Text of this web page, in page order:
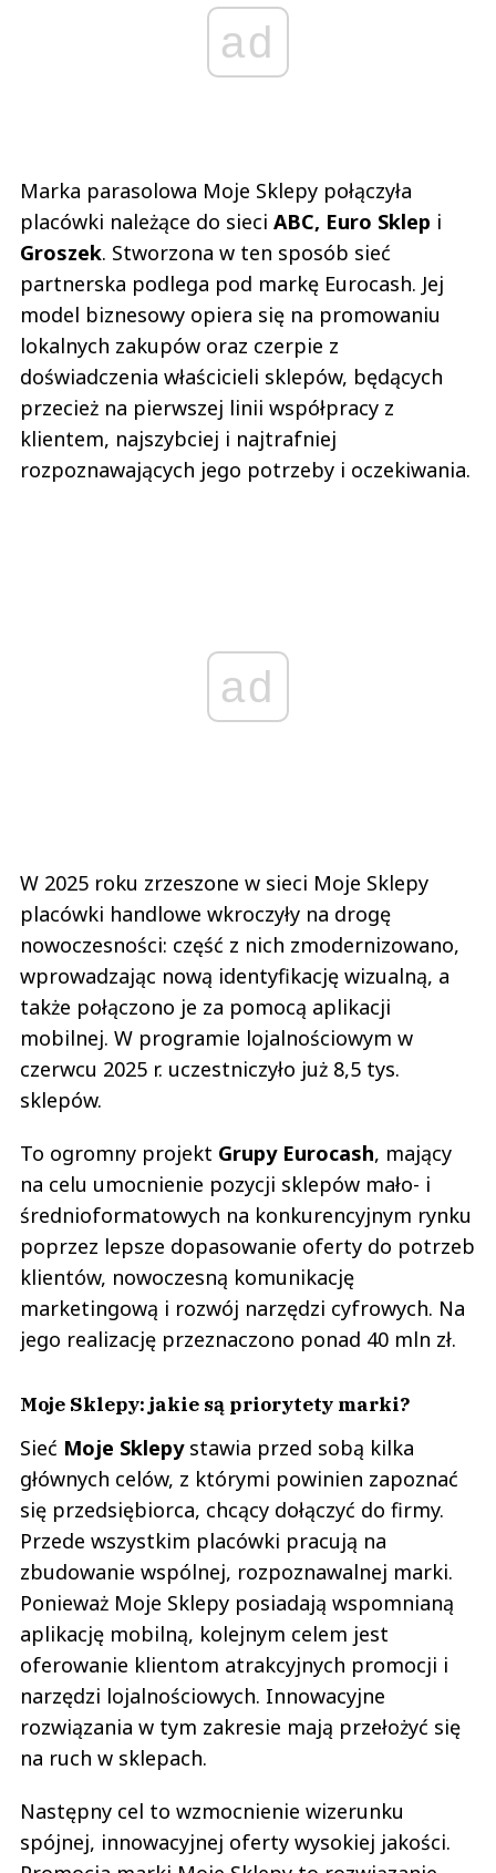
ad
Marka parasolowa Moje Sklepy połączyła
placówki należące do sieci ABC, Euro Sklep i
Groszek. Stworzona w ten sposób sieć
partnerska podlega pod markę Eurocash. Jej
model biznesowy opiera się na promowaniu
lokalnych zakupów oraz czerpie z
doświadczenia właścicieli sklepów, będących
przecież na pierwszej linii współpracy z
klientem, najszybciej i najtrafniej
rozpoznawających jego potrzeby i oczekiwania.
ad
W 2025 roku zrzeszone w sieci Moje Sklepy
placówki handlowe wkroczyły na drogę
nowoczesności: część z nich zmodernizowano,
wprowadzając nową identyfikację wizualną, a
także połączono je za pomocą aplikacji
mobilnej. W programie lojalnościowym w
czerwcu 2025 r. uczestniczyło już 8,5 tys.
sklepów.
To ogromny projekt Grupy Eurocash, mający
na celu umocnienie pozycji sklepów mało- i
średnioformatowych na konkurencyjnym rynku
poprzez lepsze dopasowanie oferty do potrzeb
klientów, nowoczesną komunikację
marketingową i rozwój narzędzi cyfrowych. Na
jego realizację przeznaczono ponad 40 mln zł.
Moje Sklepy: jakie są priorytety marki?
Sieć Moje Sklepy stawia przed sobą kilka
głównych celów, z którymi powinien zapoznać
się przedsiębiorca, chcący dołączyć do firmy.
Przede wszystkim placówki pracują na
zbudowanie wspólnej, rozpoznawalnej marki.
Ponieważ Moje Sklepy posiadają wspomnianą
aplikację mobilną, kolejnym celem jest
oferowanie klientom atrakcyjnych promocji i
narzędzi lojalnościowych. Innowacyjne
rozwiązania w tym zakresie mają przełożyć się
na ruch w sklepach.
Następny cel to wzmocnienie wizerunku
spójnej, innowacyjnej oferty wysokiej jakości.